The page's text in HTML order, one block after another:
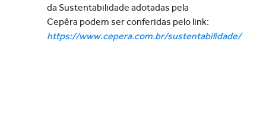
da Sustentabilidade adotadas pela
Cepêra podem ser conferidas pelo link:
https://www.cepera.com.br/sustentabilidade/